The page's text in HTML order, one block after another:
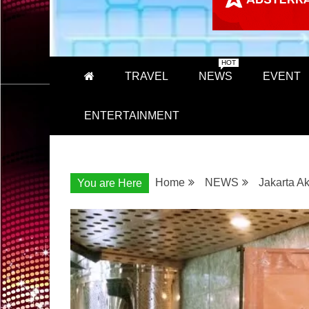
TRAVEL NEWS
HOT
EVENT
ENTERTAINMENT
You are Here Home NEWS Jakarta